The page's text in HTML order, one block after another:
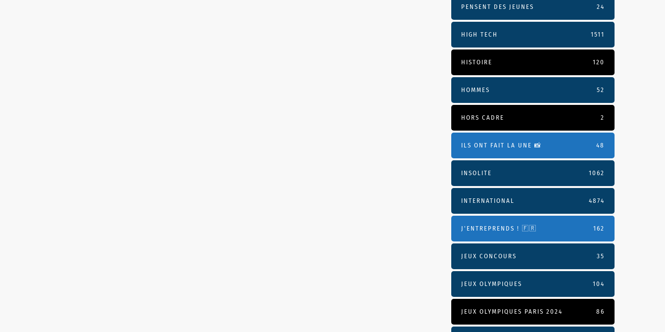
PENSENT DES JEUNES
24
HIGH TECH 1511
HISTOIRE 120
HOMMES 52
HORS CADRE 2
ILS ONT FAIT LA UNE 📸 48
INSOLITE 1062
INTERNATIONAL 4874
J'ENTREPRENDS ! 🇫🇷 162
JEUX CONCOURS 35
JEUX OLYMPIQUES 104
JEUX OLYMPIQUES PARIS 2024 86